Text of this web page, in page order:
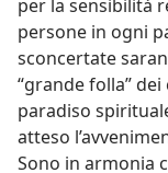
per la sensibilità
persone in ogni
sconcertate
“grande folla”
paradiso
atteso
Sono in armonia